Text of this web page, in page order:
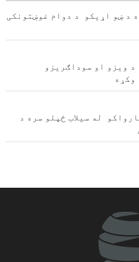
د ښو اړیکو د دوام غوښتونکی
ویزو او سوداګریزو
وکړه
له سیلاب ځپلو سره د
د امریکا د کړچار له
د امریکا له پوځي شرکتونو د